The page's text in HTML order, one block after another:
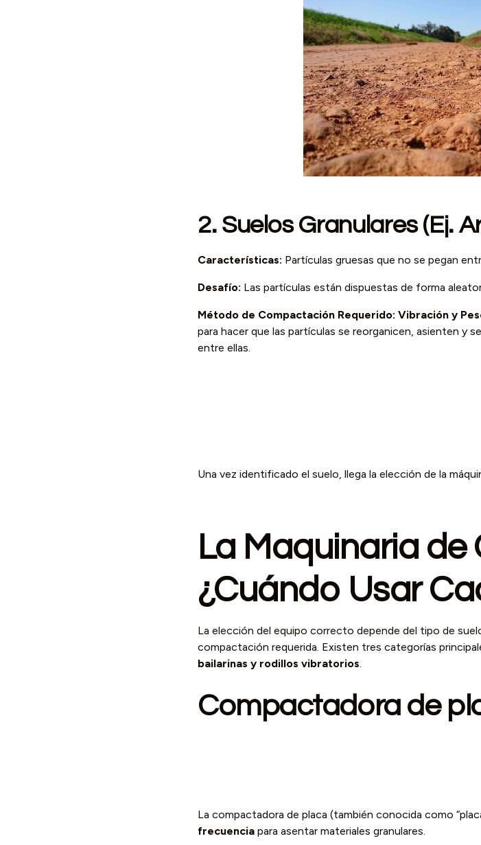
2. Suelos Granulares (Ej.
Características: Partículas gruesas que no se pegan
Desafío: Las partículas están dispuestas de forma
Método de Compactación Requerido: Vibración y
para hacer que las partículas se reorganicen, asienten y
entre ellas.
Una vez identificado el suelo, llega la elección de la
La Maquinaria
¿Cuándo Usar
La elección del equipo correcto depende del tipo de
compactación requerida. Existen tres categorías
bailarinas y rodillos vibratorios.
Compactadora de
La compactadora de placa (también conocida como
frecuencia para asentar materiales granulares.